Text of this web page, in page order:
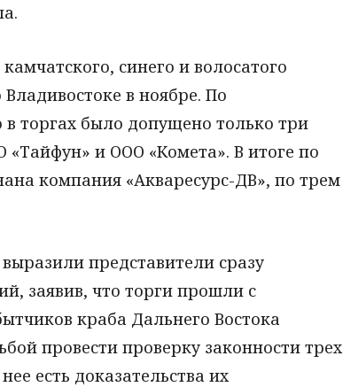
синего и волосатого
в ноябре. По
торгах было допущено только три
и ООО «Комета». В итоге по
компания «Акваресурс-ДВ», по трем
представители сразу
заявив, что торги прошли с
краба Дальнего Востока
провести проверку законности трех
есть доказательства их